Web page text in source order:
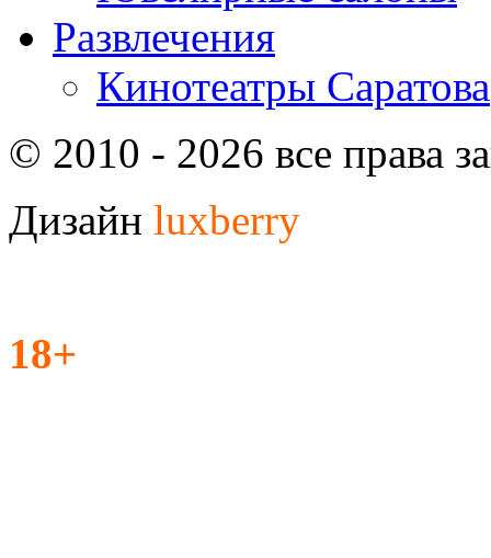
Развлечения
Кинотеатры Саратова
© 2010 - 2026 все права
Дизайн luxberry
18+